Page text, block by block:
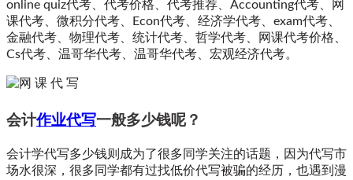
online quiz代考、代考价格、代考推荐、Accounting代考、网
课代考、微积分代考、Econ代考、经济学代考、exam代考、
金融代考、物理代考、统计代考、哲学代考、网课代考价格、
Cs代考、温哥华代考、温哥华代考、宏观经济代考。
会计作业代写一般多少钱呢？
会计学代写多少钱则成为了很多同学关注的话题，因为代写市
场水很深，很多同学都有过找低价代写被骗的经历，也遇到漫